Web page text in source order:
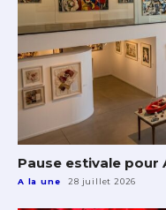
Pause estivale pour
A la une 28 juillet 2026